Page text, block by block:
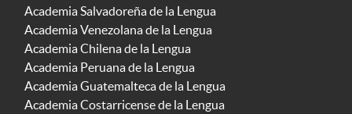
Academia Salvadoreña de la Lengua
Academia Venezolana de la Lengua
Academia Chilena de la Lengua
Academia Peruana de la Lengua
Academia Guatemalteca de la Lengua
Academia Costarricense de la Lengua